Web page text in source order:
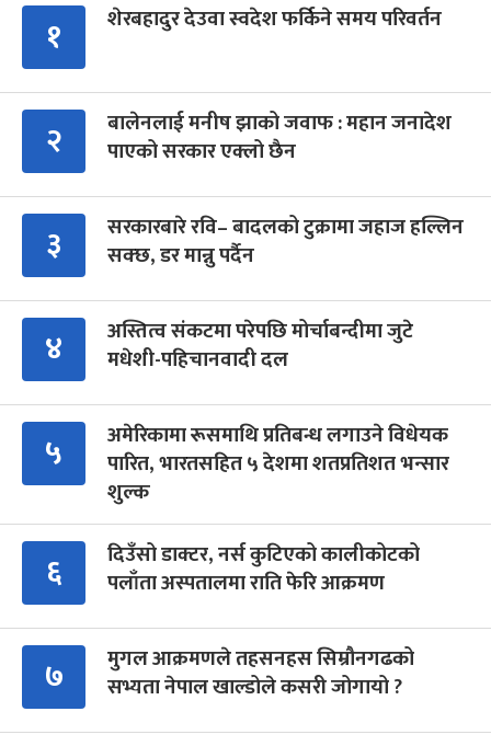
१ शेरबहादुर देउवा स्वदेश फर्किने समय परिवर्तन
२
बालेनलाई मनीष झाको जवाफ : महान जनादेश
पाएको सरकार एक्लो छैन
३
सरकारबारे रवि– बादलको टुक्रामा जहाज हल्लिन
सक्छ, डर मान्नु पर्दैन
४
अस्तित्व संकटमा परेपछि मोर्चाबन्दीमा जुटे
मधेशी-पहिचानवादी दल
५
अमेरिकामा रूसमाथि प्रतिबन्ध लगाउने विधेयक
पारित, भारतसहित ५ देशमा शतप्रतिशत भन्सार
शुल्क
६
दिउँसो डाक्टर, नर्स कुटिएको कालीकोटको
पलाँता अस्पतालमा राति फेरि आक्रमण
७
मुगल आक्रमणले तहसनहस सिम्रौनगढको
सभ्यता नेपाल खाल्डोले कसरी जोगायो ?